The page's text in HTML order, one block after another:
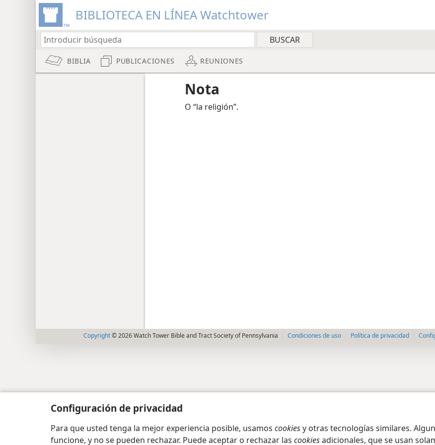
Configuración de privacidad
Para que usted tenga la mejor experiencia posible, usamos cookiesy otras tecnologías similares.
funcione, y no se pueden rechazar. Puede aceptar o rechazar las cookiesadicionales, que se usan
BIBLIOTECA EN LÍNEA Watchtower
BIBLIA PUBLICACIONES REUNIONES
Nota
O “la religión”.
Copyright © 2026 Watch Tower Bible and Tract Society of Pennsylvania Condiciones de uso Política de privacidad